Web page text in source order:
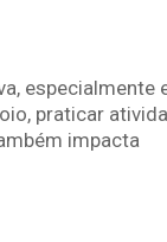
especialmente
praticar
impacta